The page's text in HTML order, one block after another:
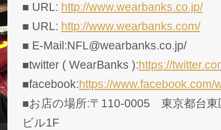
■ URL: http://www.wearbanks.co.jp/
■ URL: http://www.wearbanks.com/
■ E-Mail:NFL@wearbanks.co.jp/
■twitter ( WearBanks ):https://
■facebook:https://www.facebook.com/
■お店の場所:〒110-0005 東京都台
ビル1F